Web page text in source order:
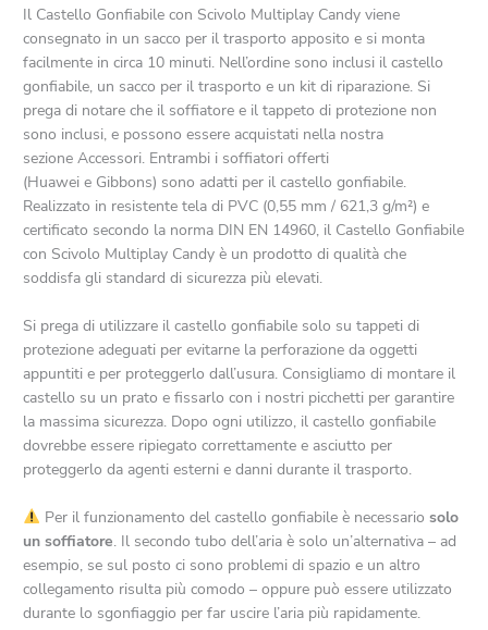
Il Castello Gonfiabile con Scivolo Multiplay Candy viene
consegnato in un sacco per il trasporto apposito e si monta
facilmente in circa 10 minuti. Nell’ordine sono inclusi il castello
gonfiabile, un sacco per il trasporto e un kit di riparazione. Si
prega di notare che il soffiatore e il tappeto di protezione non
sono inclusi, e possono essere acquistati nella nostra
sezione Accessori. Entrambi i soffiatori offerti
(Huawei e Gibbons) sono adatti per il castello gonfiabile.
Realizzato in resistente tela di PVC (0,55 mm / 621,3 g/m²) e
certificato secondo la norma DIN EN 14960, il Castello Gonfiabile
con Scivolo Multiplay Candy è un prodotto di qualità che
soddisfa gli standard di sicurezza più elevati.
Si prega di utilizzare il castello gonfiabile solo su tappeti di
protezione adeguati per evitarne la perforazione da oggetti
appuntiti e per proteggerlo dall’usura. Consigliamo di montare il
castello su un prato e fissarlo con i nostri picchetti per garantire
la massima sicurezza. Dopo ogni utilizzo, il castello gonfiabile
dovrebbe essere ripiegato correttamente e asciutto per
proteggerlo da agenti esterni e danni durante il trasporto.
Per il funzionamento del castello gonfiabile è necessario solo
un soffiatore. Il secondo tubo dell’aria è solo un’alternativa – ad
esempio, se sul posto ci sono problemi di spazio e un altro
collegamento risulta più comodo – oppure può essere utilizzato
durante lo sgonfiaggio per far uscire l’aria più rapidamente.